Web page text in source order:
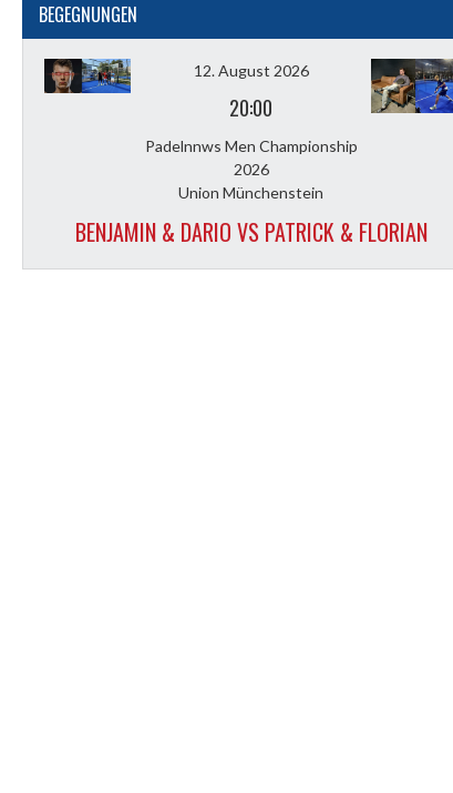
BEGEGNUNGEN
12. August 2026
20:00
Padelnnws Men Championship
2026
Union Münchenstein
BENJAMIN & DARIO VS PATRICK & FLORIAN